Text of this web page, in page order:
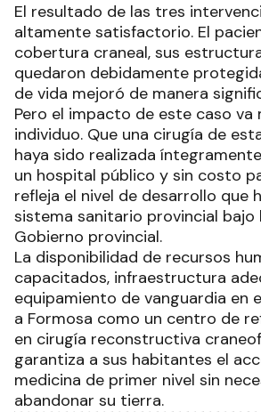
El resultado de las tres
altamente satisfactorio. El
cobertura craneal, sus
quedaron debidamente
de vida mejoró de manera
Pero el impacto de este caso va
individuo. Que una cirugía de
haya sido realizada
un hospital público y sin costo
refleja el nivel de desarrollo que
sistema sanitario provincial bajo
Gobierno provincial.
La disponibilidad de recursos
capacitados, infraestructura
equipamiento de vanguardia en
a Formosa como un centro de
en cirugía reconstructiva
garantiza a sus habitantes el
medicina de primer nivel sin
abandonar su tierra.